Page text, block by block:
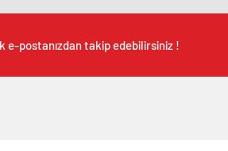
e-postanızdan takip edebilirsiniz !